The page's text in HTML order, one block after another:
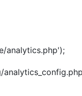
analytics.php');